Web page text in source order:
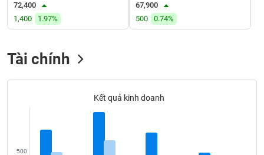
72,400
1,400
1.97%
67,900
500
0.74%
Tài chính
Kết quả kinh doanh
500
Mã
chứng